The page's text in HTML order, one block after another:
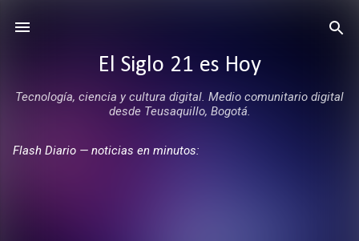
El Siglo 21 es Hoy
Tecnología, ciencia y cultura digital. Medio comunitario digital
desde Teusaquillo, Bogotá.
Flash Diario — noticias en minutos: